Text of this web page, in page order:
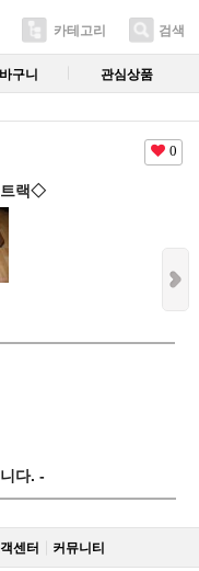
카테고리 검색
구니 관심상품
0
트랙◇
다. -
센터 커뮤니티